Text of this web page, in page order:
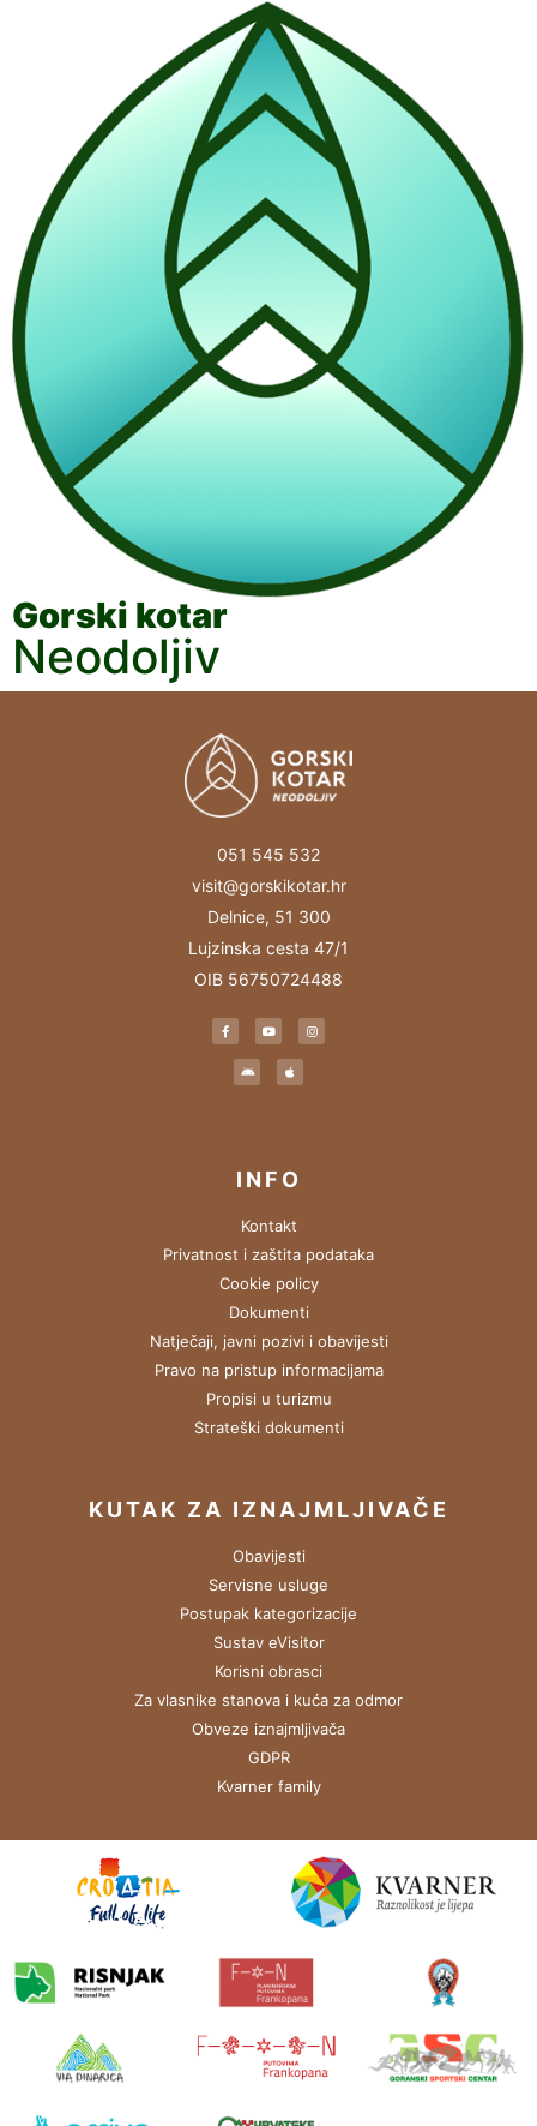
Gorski kotar
Neodoljiv
051 545 532
visit@gorskikotar.hr
Delnice, 51 300
Lujzinska cesta 47/1
OIB 56750724488
INFO
Kontakt
Privatnost i zaštita podataka
Cookie policy
Dokumenti
Natječaji, javni pozivi i obavijesti
Pravo na pristup informacijama
Propisi u turizmu
Strateški dokumenti
KUTAK ZA IZNAJMLJIVAČE
Obavijesti
Servisne usluge
Postupak kategorizacije
Sustav eVisitor
Korisni obrasci
Za vlasnike stanova i kuća za odmor
Obveze iznajmljivača
GDPR
Kvarner family